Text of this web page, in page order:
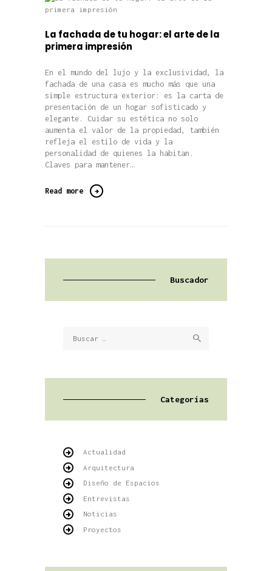
La fachada de tu hogar: el arte de la
primera impresión
En el mundo del lujo y la exclusividad, la
fachada de una casa es mucho más que una
simple estructura exterior: es la carta de
presentación de un hogar sofisticado y
elegante. Cuidar su estética no solo
aumenta el valor de la propiedad, también
refleja el estilo de vida y la
personalidad de quienes la habitan.
Claves para mantener…
Read more
Buscador
Categorías
Actualidad
Arquitectura
Diseño de Espacios
Entrevistas
Noticias
Proyectos